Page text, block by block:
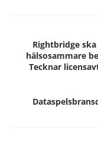
Rightbridge
hälsosammare
Tecknar